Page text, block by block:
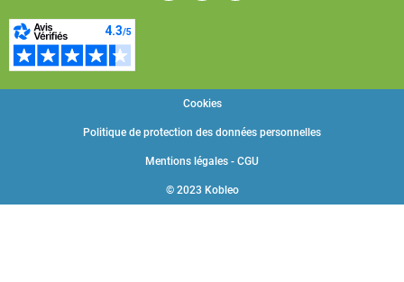
© 2023 Kobleo
Mentions légales - CGU
Politique de protection des données personnelles
Cookies